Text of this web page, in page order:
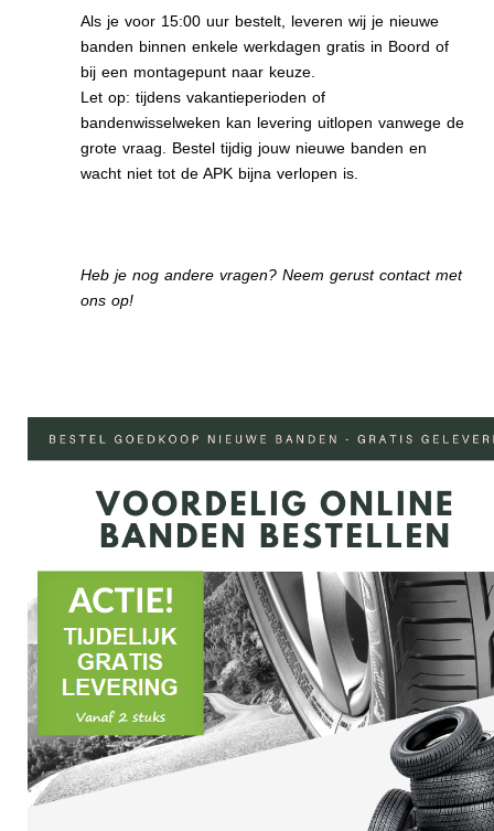
Als je voor 15:00 uur bestelt, leveren wij je nieuwe
banden binnen enkele werkdagen gratis in Boord of
bij een montagepunt naar keuze.
Let op: tijdens vakantieperioden of
bandenwisselweken kan levering uitlopen vanwege de
grote vraag. Bestel tijdig jouw nieuwe banden en
wacht niet tot de APK bijna verlopen is.
Heb je nog andere vragen? Neem gerust contact met
ons op!